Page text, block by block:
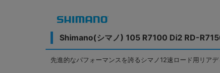
Shimano(シマノ) 105 R7100 Di2 RD-
先進的なパフォーマンスを誇るシマノ12速ロード用リア